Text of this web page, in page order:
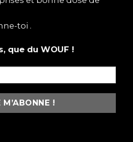
humains
toi .
que du WOUF !